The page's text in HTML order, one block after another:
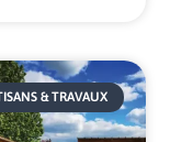
& TRAVAUX